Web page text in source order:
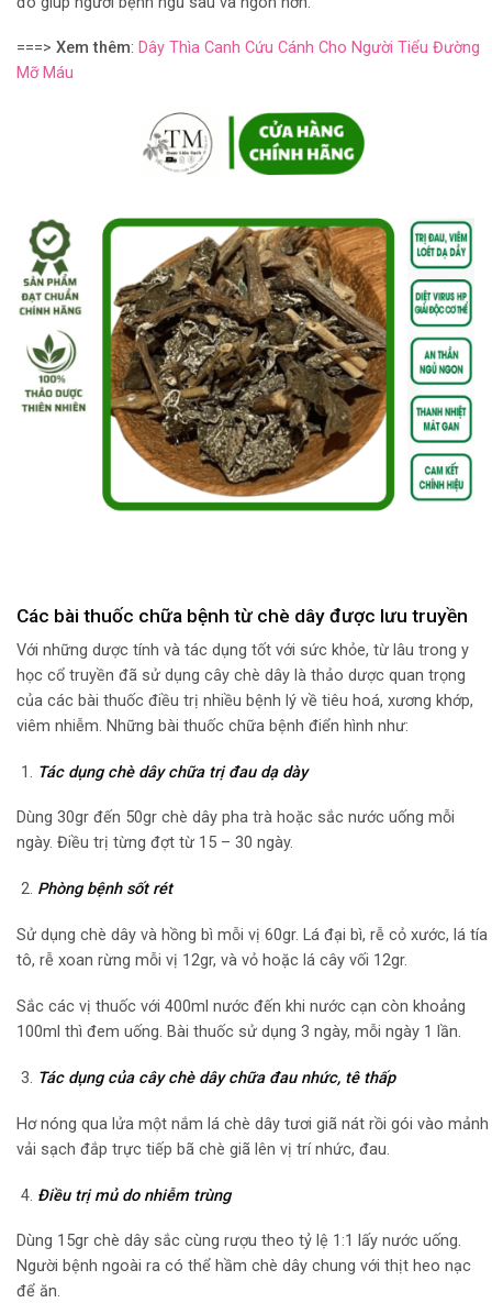
===> Xem thêm: Dây Thìa Canh Cứu Cánh Cho Người Tiểu Đường
Mỡ Máu
Các bài thuốc chữa bệnh từ chè dây được lưu truyền
Với những dược tính và tác dụng tốt với sức khỏe, từ lâu trong y
học cổ truyền đã sử dụng cây chè dây là thảo dược quan trọng
của các bài thuốc điều trị nhiều bệnh lý về tiêu hoá, xương khớp,
viêm nhiễm. Những bài thuốc chữa bệnh điển hình như:
Tác dụng chè dây chữa trị đau dạ dày
Dùng 30gr đến 50gr chè dây pha trà hoặc sắc nước uống mỗi
ngày. Điều trị từng đợt từ 15 – 30 ngày.
Phòng bệnh sốt rét
Sử dụng chè dây và hồng bì mỗi vị 60gr. Lá đại bì, rễ cỏ xước, lá tía
tô, rễ xoan rừng mỗi vị 12gr, và vỏ hoặc lá cây vối 12gr.
Sắc các vị thuốc với 400ml nước đến khi nước cạn còn khoảng
100ml thì đem uống. Bài thuốc sử dụng 3 ngày, mỗi ngày 1 lần.
Tác dụng của cây chè dây chữa đau nhức, tê thấp
Hơ nóng qua lửa một nắm lá chè dây tươi giã nát rồi gói vào mảnh
vải sạch đắp trực tiếp bã chè giã lên vị trí nhức, đau.
Điều trị mủ do nhiễm trùng
Dùng 15gr chè dây sắc cùng rượu theo tỷ lệ 1:1 lấy nước uống.
Người bệnh ngoài ra có thể hầm chè dây chung với thịt heo nạc
để ăn.